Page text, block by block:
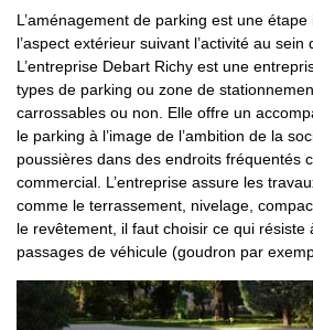
L’aménagement de parking est une
l’aspect extérieur suivant l’activité au sein
L’entreprise Debart Richy est une
types de parking ou zone de
carrossables ou non. Elle offre un
le parking à l’image de l’ambition de la
poussières dans des endroits fréquentés
commercial. L’entreprise assure les
comme le terrassement, nivelage,
le revêtement, il faut choisir ce qui résiste
passages de véhicule (goudron par